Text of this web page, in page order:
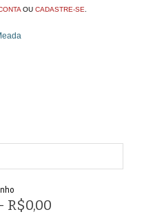
OU CADASTRE-SE
R$0,00